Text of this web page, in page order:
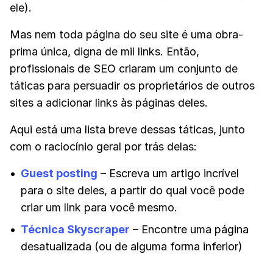
ele).
Mas nem toda página do seu site é uma obra-
prima única, digna de mil links. Então,
profissionais de SEO criaram um conjunto de
táticas para persuadir os proprietários de outros
sites a adicionar links às páginas deles.
Aqui está uma lista breve dessas táticas, junto
com o raciocínio geral por trás delas:
Guest posting – Escreva um artigo incrível
para o site deles, a partir do qual você pode
criar um link para você mesmo.
Técnica Skyscraper – Encontre uma página
desatualizada (ou de alguma forma inferior)